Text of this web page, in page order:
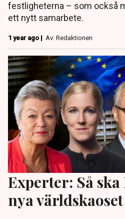
festligheterna – som också
ett nytt samarbete.
1 year ago | Av: Redaktionen
Experter: Så ska
nya världskaoset